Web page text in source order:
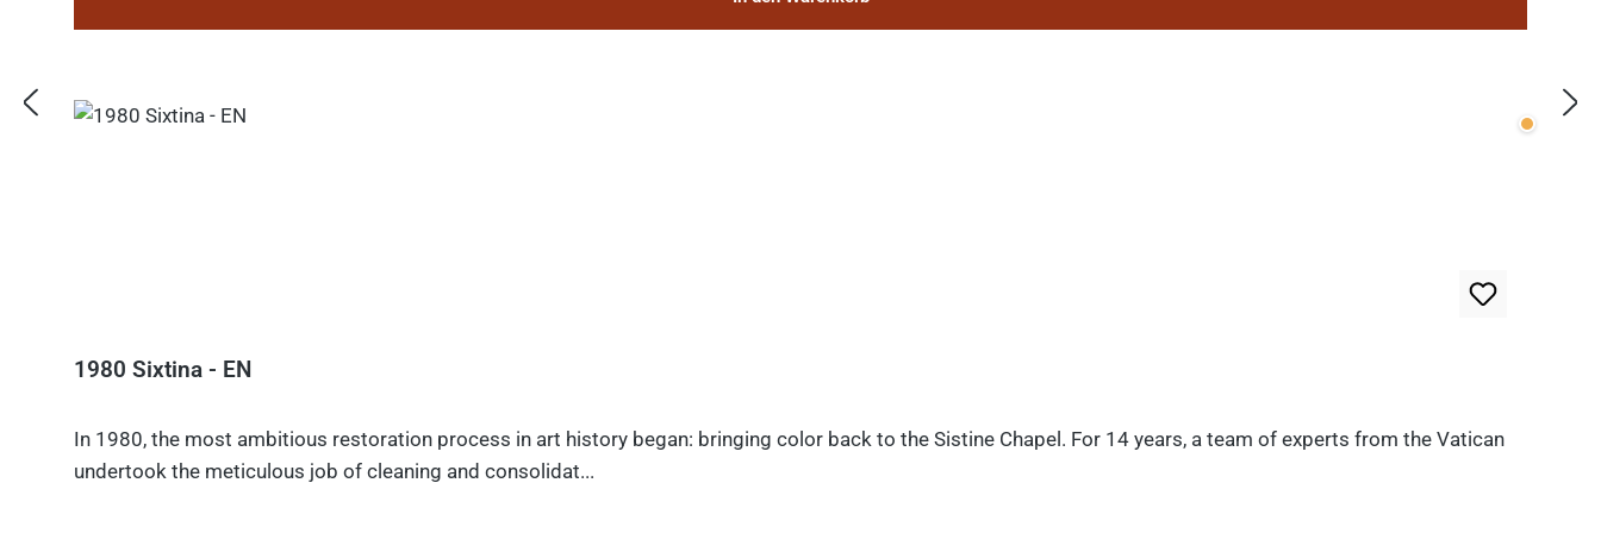
Wenige
1980 Sixtina - EN
In 1980, the most ambitious restoration process in art history began: bringing color back to the Sistine Chapel. For 14 years, a team of experts from the Vatican
undertook the meticulous job of cleaning and consolidat...